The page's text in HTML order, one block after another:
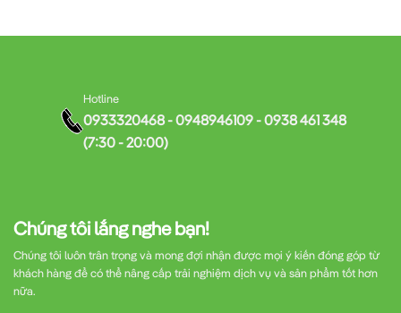
Chúng tôi lắng nghe bạn!
Chúng tôi luôn trân trọng và mong đợi nhận được mọi ý kiến đóng góp từ
khách hàng để có thể nâng cấp trải nghiệm dịch vụ và sản phẩm tốt hơn
nữa.
Hotline
0933320468 - 0948946109 - 0938 461 348
(7:30 - 20:00)